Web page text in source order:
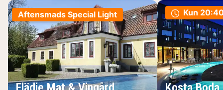
Aftensmads Special Light Kun